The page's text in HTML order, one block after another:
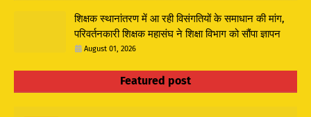
शिक्षक स्थानांतरण में आ रही विसंगतियों के समाधान की मांग,
परिवर्तनकारी शिक्षक महासंघ ने शिक्षा विभाग को सौंपा ज्ञापन
August 01, 2026
Featured post